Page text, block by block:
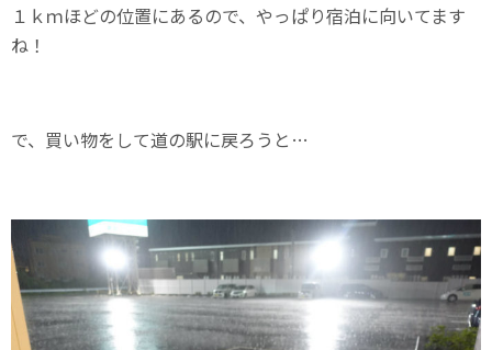
１ｋｍほどの位置にあるので、やっぱり宿泊に向いてます
ね！
で、買い物をして道の駅に戻ろうと…